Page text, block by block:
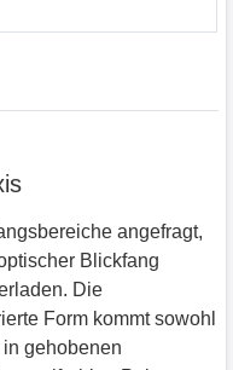
angefragt,
Blickfang
Die
Form kommt sowohl
gehobenen